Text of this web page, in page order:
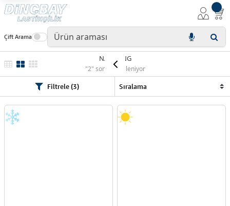
Çift Arama
NANKANG
"2" sonuç listeleniyor
Filtrele (3)